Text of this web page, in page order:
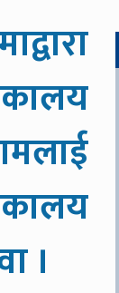
।